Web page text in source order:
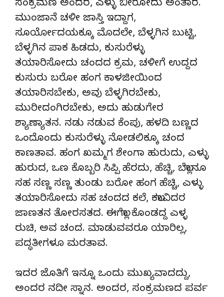
ಸಂಕ್ರಮಣ ಅಂದರ, ಎಳ್ಳು ಬೀರೋದು ಅಂತಾರ.
ಮುಂಜಾನೆ ಚಳೀ ಜಾಸ್ತಿ ಇದ್ದಾಗ,
ಸೂರ್ಯೋದಯಕ್ಕೂ ಮೊದಲೇ, ಬೆಳ್ಳಗಿನ ಬುಟ್ಟಿ,
ಬೆಳ್ಳಗಿನ ಪಾಕ ಹಿಡದು, ಕುಸುರೆಳ್ಳು
ತಯಾರಿಸೋದು ಚಂದದ ಕ್ರಮ, ಚಳೀಗೆ ಉದ್ದದ
ಕುಸುರು ಬರೋ ಹಂಗ ಕಾಳಜೀಯಿಂದ
ತಯಾರಿಸಬೇಕು, ಅವು ಬೆಳ್ಳಗಿರಬೇಕು,
ಮುರೀದಂಗಿರಬೇಕು, ಅದು ಹುಡುಗೇರ
ಶ್ಯಾಣ್ಯಾತನ. ನಡು ನಡುವ ಕೆಂಪು, ಹಳದಿ ಬಣ್ಣದ
ಒಂದೊಂದು ಕುಸುರೆಳ್ಳು ನೋಡಲಿಕ್ಕೂ ಚಂದ
ಕಾಣತಾವ. ಹಂಗ ಖಮ್ಮಗ ಶೇಂಗಾ ಹುರುದು, ಎಳ್ಳು
ಹುರುದ, ಒಣ ಕೊಬ್ಬರಿ ಸಿಪ್ಪಿ ಹೆರದು, ಹೆಚ್ಚಿ, ಬೆಲ್ಲಾನೂ
ಸಹ ಸಣ್ಣ ಸಣ್ಣ ತುಂಡು ಬರೋ ಹಂಗ ಹೆಚ್ಚಿ, ಎಳ್ಳು
ತಯಾರಿಸೋದು ಸಹ ಚಂದದ ಕಲೆ, ಕಲಾವಿದರ
ಜಾಣತನ ತೋರಸತದ. ಈಗೆಲ್ಲಾ ಕೊಂಡದ್ದ ಎಳ್ಳ
ರುಚಿ, ಅವ ಚಂದ. ಮಾಡುವವರೂ ಯಾರಿಲ್ಲ,
ಪದ್ಧತೀಗಳೂ ಮರತಾವ.
ಇದರ ಜೊತಿಗೆ ಇನ್ನೂ ಒಂದು ಮುಖ್ಯವಾದದ್ದು,
ಅಂದರ ನದೀ ಸ್ನಾನ. ಅಂದರ, ಸಂಕ್ರಮಣದ ಪರ್ವ